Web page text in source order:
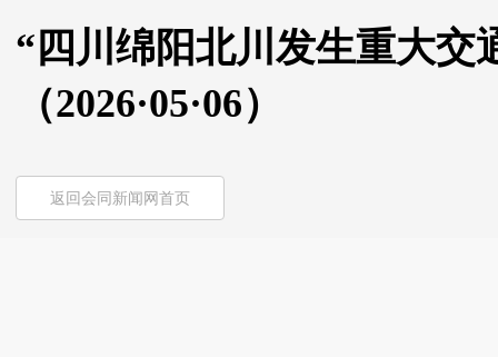
“四川绵阳北川发生重大交
（2026·05·06）
返回会同新闻网首页